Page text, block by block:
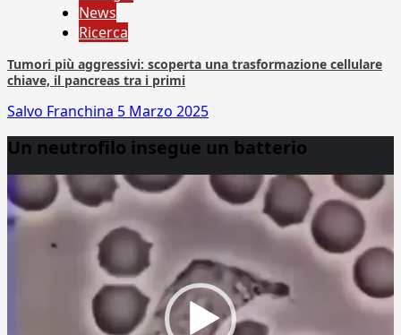
News
Ricerca
Tumori più aggressivi: scoperta una trasformazione cellulare
chiave, il pancreas tra i primi
Salvo Franchina 5 Marzo 2025
Un neutrofilo insegue un batterio
Player